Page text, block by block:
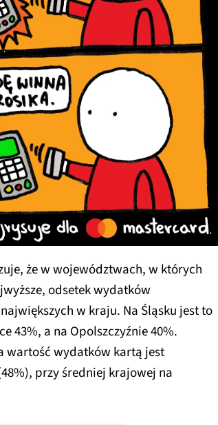
że w województwach, w których
odsetek wydatków
w kraju. Na Śląsku jest to
43%, a na Opolszczyźnie 40%.
wartość wydatków kartą jest
przy średniej krajowej na